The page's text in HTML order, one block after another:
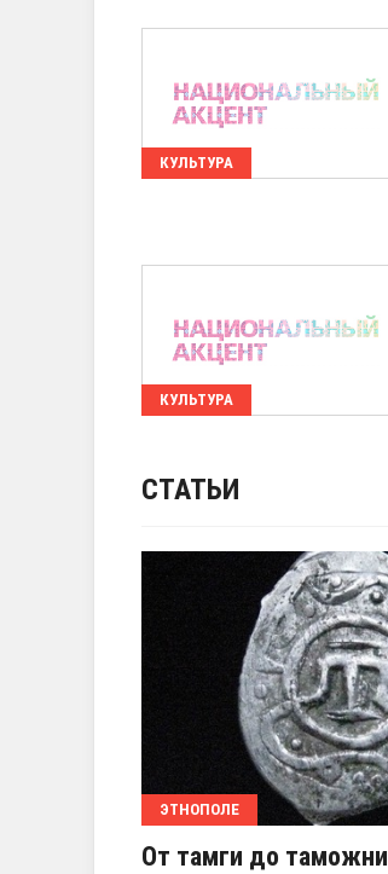
КУЛЬТУРА
КУЛЬТУРА
СТАТЬИ
ЭТНОПОЛЕ
От тамги до таможни